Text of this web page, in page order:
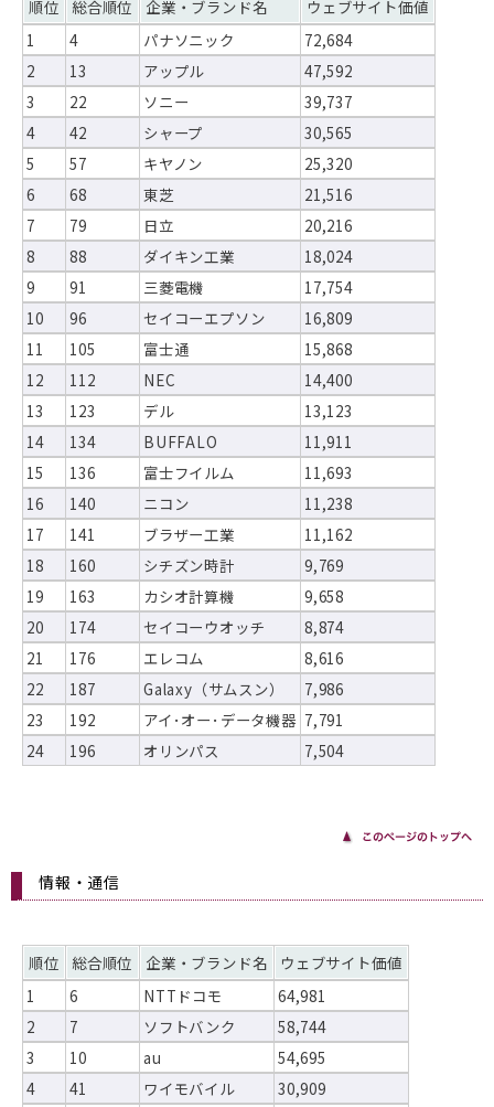
順位 総合順位 企業・ブランド名
ウェブサイト価値
1
4 パナソニック
72,684
2
13 アップル
47,592
3
22 ソニー
39,737
4
42 シャープ
30,565
5
57 キヤノン
25,320
6
68 東芝
21,516
7
79 日立
20,216
8
88 ダイキン工業
18,024
9
91 三菱電機
17,754
10
96 セイコーエプソン
16,809
11
105 富士通
15,868
12
112 NEC
14,400
13
123 デル
13,123
14
134 BUFFALO
11,911
15
136 富士フイルム
11,693
16
140 ニコン
11,238
17
141 ブラザー工業
11,162
18
160 シチズン時計
9,769
19
163 カシオ計算機
9,658
20
174 セイコーウオッチ
8,874
21
176 エレコム
8,616
22
187 Galaxy（サムスン）
7,986
23
192 アイ･オー･データ機器 7,791
24
196 オリンパス 7,504
情報・通信
順位 総合順位 企業・ブランド名
ウェブサイト価値
1
6 NTTドコモ
64,981
2
7 ソフトバンク
58,744
3
10 au
54,695
4
41 ワイモバイル
30,909